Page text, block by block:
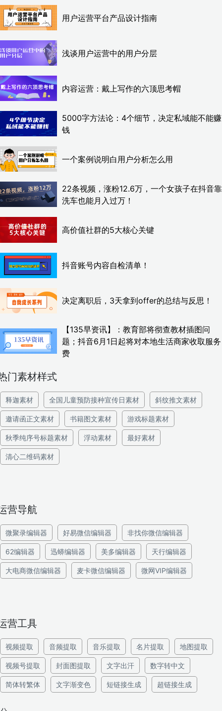
用户运营平台产品设计指南
浅谈用户运营中的用户分层
内容运营：戴上写作的六顶思考帽
5000字方法论：4个细节，决定私域能不能赚
钱
一个案例说明白用户分析怎么用
22条视频，涨粉12.6万，一个女孩子在抖音靠
洗车也能月入过万！
高价值社群的5大核心关键
抖音账号内容自检清单！
决定离职后，3天拿到offer的总结与反思！
【135早资讯】：教育部将彻查教材插图问
题；抖音6月1日起将对本地生活商家收取服务
费
门素材样式
释迦素材 全国儿童预防接种宣传日素材 斜纹推文素材
邀请函正文素材 书籍图文素材 游戏标题素材
秋季纯序号标题素材 浮动素材 最好素材
清心二维码素材
营导航
微聚录编辑器 好易微信编辑器 非找你微信编辑器
62编辑器 迅蟒编辑器 美多编辑器 天行编辑器
大电商微信编辑器 麦卡微信编辑器 微网VIP编辑器
营工具
视频提取 音频提取 音乐提取 名片提取 地图提取
视频号提取 封面图提取 文字出汗 数字转中文
简体转繁体 文字渐变色 短链接生成 超链接生成